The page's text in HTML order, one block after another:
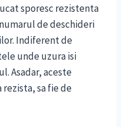
sporesc rezistenta
de deschideri
Indiferent de
unde uzura isi
Asadar, aceste
sa fie de